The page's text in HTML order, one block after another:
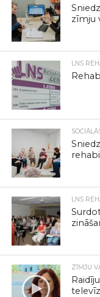
zīmju
LNS
LNS
ZĪMJU